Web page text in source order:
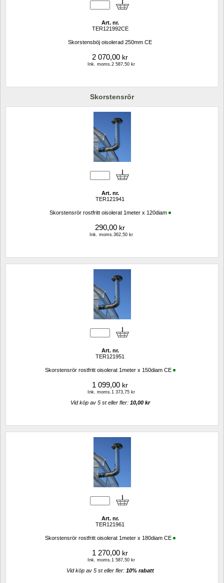
Art. nr.
TER121992CE
Skorstensböj oisolerad 250mm CE
2 070,00 kr
Ink. moms.2 587,50 kr
Skorstensrör
Art. nr.
TER121941
Skorstensrör rostfritt oisolerat 1meter x 120diam
290,00 kr
Ink. moms.362,50 kr
Art. nr.
TER121951
Skorstensrör rostfritt oisolerat 1meter x 150diam CE
1 099,00 kr
Ink. moms.1 373,75 kr
Vid köp av 5 st eller fler: 10,00 kr
Art. nr.
TER121961
Skorstensrör rostfritt oisolerat 1meter x 180diam CE
1 270,00 kr
Ink. moms.1 587,50 kr
Vid köp av 5 st eller fler: 10% rabatt